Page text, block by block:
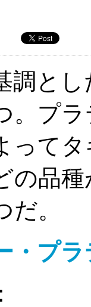
調と
。プ
って
の品
だ。
・プ